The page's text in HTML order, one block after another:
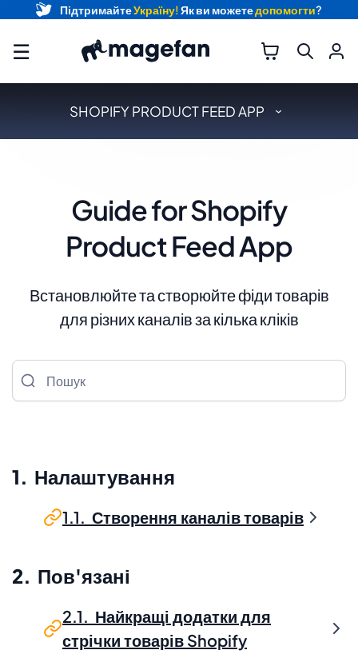
☰
SHOPIFY PRODUCT FEED APP
Guide for Shopify
Product Feed App
Встановлюйте та створюйте фіди товарів
для різних каналів за кілька кліків
Пошук
1. Налаштування
1.1. Створення каналів товарів
2. Пов'язані
2.1. Найкращі додатки для
стрічки товарів Shopify
ПідтримайтеУкраїну!Як ви можетедопомогти?